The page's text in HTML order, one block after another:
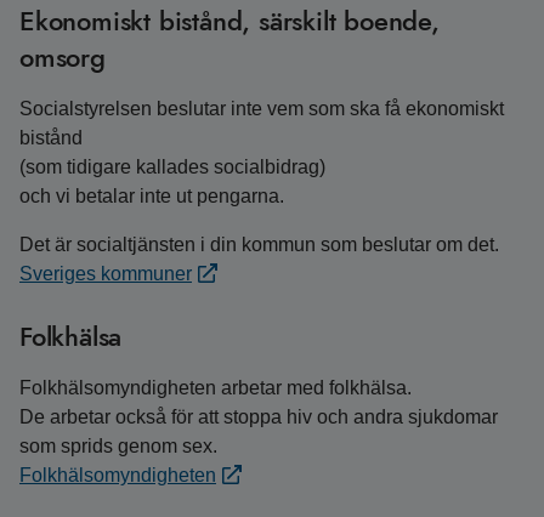
Ekonomiskt bistånd, särskilt boende,
omsorg
Socialstyrelsen beslutar inte vem som ska få ekonomiskt
bistånd
(som tidigare kallades socialbidrag)
och vi betalar inte ut pengarna.
Det är socialtjänsten i din kommun som beslutar om det.
Sveriges kommuner
Folkhälsa
Folkhälsomyndigheten arbetar med folkhälsa.
De arbetar också för att stoppa hiv och andra sjukdomar
som sprids genom sex.
Folkhälsomyndigheten